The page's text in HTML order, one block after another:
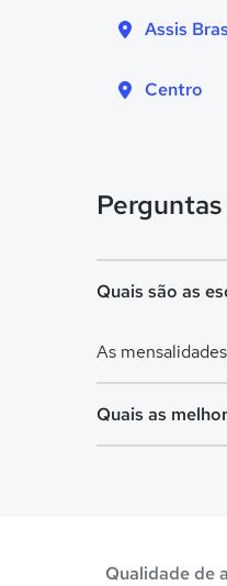
Assis
Centro
Quais são as
As
Quais as
Qualidade de